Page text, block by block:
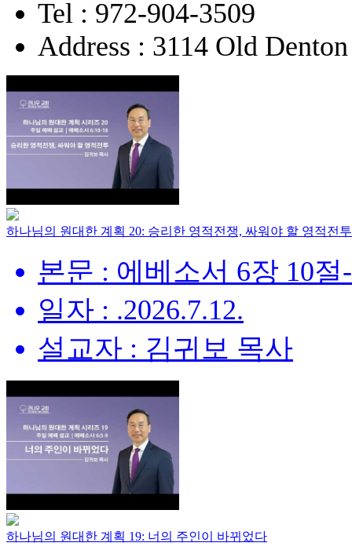
Tel : 972-904-3509
Address : 3114 Old
하나님의 원대한 계획 20: 승리한 영적전쟁, 싸워야 할 영적전투
본문 : 에베소서 6장 10절
일자 : .2026.7.12.
설교자 : 김귀보 목사
하나님의 원대한 계획 19: 너의 주인이 바뀌었다